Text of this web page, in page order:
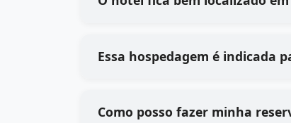
Essa hospedagem é indicada
Como posso fazer minha